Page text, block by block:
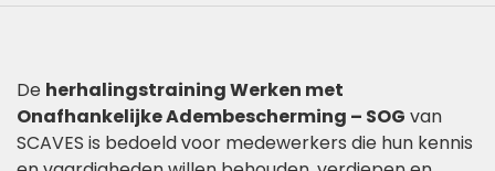
De herhalingstraining Werken met
Onafhankelijke Adembescherming – SOG van
SCAVES is bedoeld voor medewerkers die hun kennis